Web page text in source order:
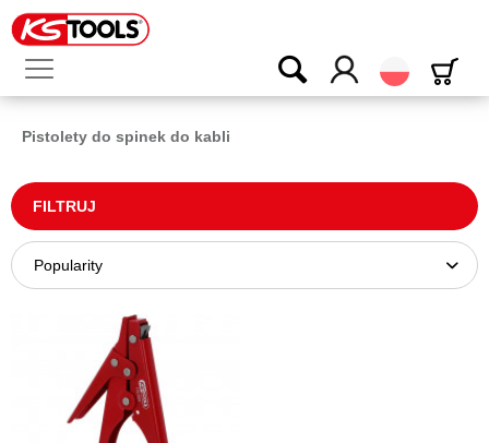
Polski
Pistolety do spinek do kabli
FILTRUJ